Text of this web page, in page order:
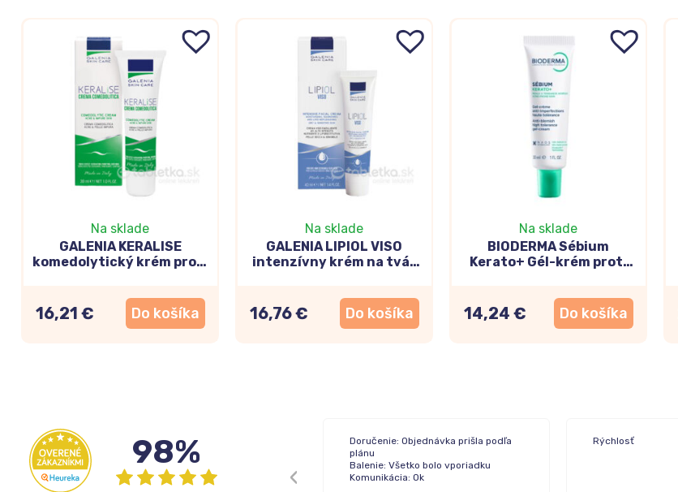
Na sklade
GALENIA KERALISE
komedolytický krém proti
16,21 € Do košíka
Na sklade
GALENIA LIPIOL VISO
intenzívny krém na tvár
16,76 € Do košíka
Na sklade
BIODERMA Sébium
Kerato+ Gél-krém proti
14,24 € Do košíka
98%
Žiadne !
Doručenie: Objednávka prišla podľa
plánu
Balenie: Všetko bolo vporiadku
Komunikácia: Ok
Rýchlosť